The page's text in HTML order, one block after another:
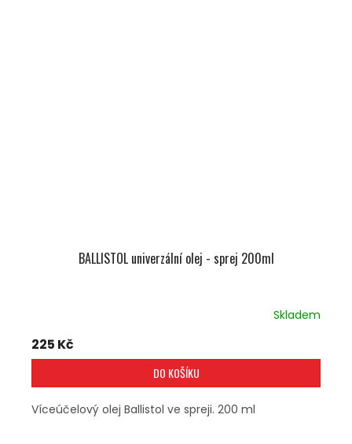
BALLISTOL univerzální olej - sprej 200ml
Skladem
225 Kč
DO KOŠÍKU
Víceúčelový olej Ballistol ve spreji. 200 ml